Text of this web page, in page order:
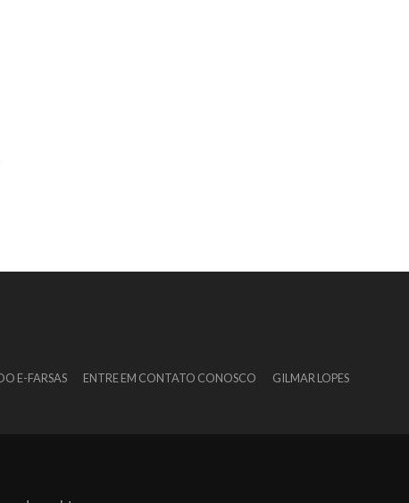
E-FARSAS ENTRE EM CONTATO CONOSCO
GILMAR LOPES